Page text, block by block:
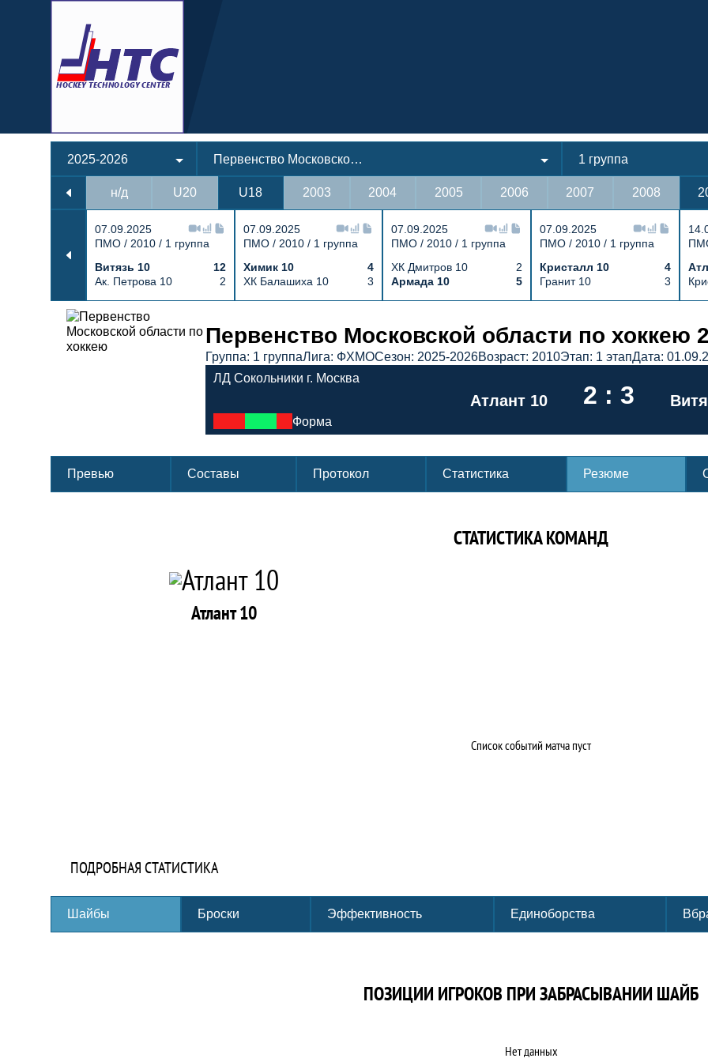
2025-2026 Первенство Московской области 1 группа
н/д U20 U18 2003 2004 2005 2006 2007 2008
07.09.2025
ПМО / 2010 / 1 группа
Витязь 10
12
Ак. Петрова 10
2
07.09.2025
ПМО / 2010 / 1 группа
Химик 10
4
ХК Балашиха 10
3
07.09.2025
ПМО / 2010 / 1 группа
ХК Дмитров 10
2
Армада 10
5
07.09.2025
ПМО / 2010 / 1 группа
Кристалл 10
4
Гранит 10
3
Протокол и события матча Атлант 10 2 : 3 Витязь 10, Первенство
Первенство Московской области по хоккею
Группа: 1 группаЛига: ФХМОСезон: 2025-2026Возраст: 2010Этап: 1 этапДата:
ЛД Сокольники г. Москва
Атлант 10 2 : 3
Форма
Превью Составы Протокол Статистика Резюме
СТАТИСТИКА КОМАНД
Атлант 10
Список событий матча пуст
ПОДРОБНАЯ СТАТИСТИКА
Шайбы Броски Эффективность Единоборства
ПОЗИЦИИ ИГРОКОВ ПРИ ЗАБРАСЫВАНИИ ШАЙБ
Нет данных